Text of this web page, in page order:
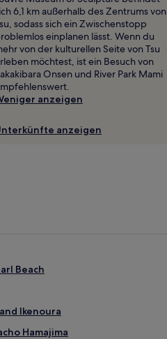
6,1 km außerhalb des Zentrums von
sodass sich ein Zwischenstopp
einplanen lässt. Wenn du
von der kulturellen Seite von Tsu
möchtest, ist ein Besuch von
Onsen und River Park Mami
anzeigen
anzeigen
Beach
Ikenoura
Hamajima